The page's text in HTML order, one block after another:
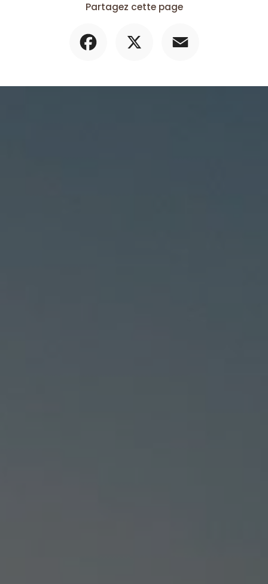
Partagez cette page